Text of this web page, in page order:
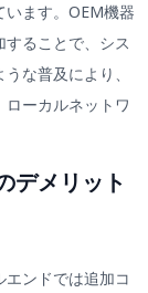
ます。OEM機器
ることで、シス
な普及により、
ーカルネットワ
メリット
ンドでは追加コ